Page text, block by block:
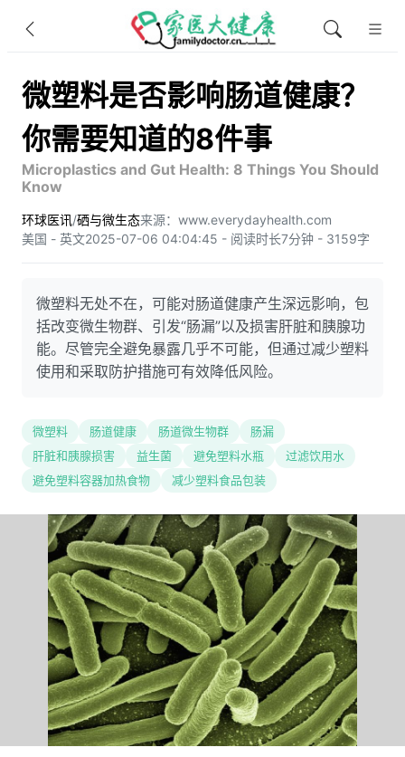
微塑料是否影响肠道健康？
你需要知道的8件事
Microplastics and Gut Health: 8 Things You Should
Know
环球医讯/硒与微生态来源：www.everydayhealth.com
美国 - 英文2025-07-06 04:04:45 - 阅读时长7分钟 - 3159字
微塑料无处不在，可能对肠道健康产生深远影响，包
括改变微生物群、引发“肠漏”以及损害肝脏和胰腺功
能。尽管完全避免暴露几乎不可能，但通过减少塑料
使用和采取防护措施可有效降低风险。
微塑料 肠道健康 肠道微生物群
肠漏
肝脏和胰腺损害
益生菌 避免塑料水瓶
过滤饮用水
避免塑料容器加热食物
减少塑料食品包装